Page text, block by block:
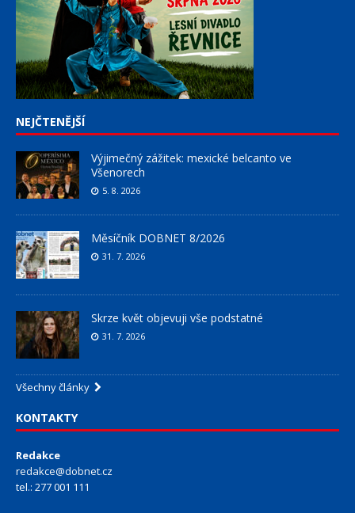
NEJČTENĚJŠÍ
Výjimečný zážitek: mexické belcanto ve
Všenorech
5. 8. 2026
Měsíčník DOBNET 8/2026
31. 7. 2026
Skrze květ objevuji vše podstatné
31. 7. 2026
Všechny články
KONTAKTY
Redakce
redakce@dobnet.cz
tel.: 277 001 111